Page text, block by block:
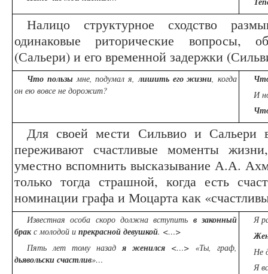
Налицо структурное сходство
одинаковые риторические вопросы,
(Сальери) и его временной задержки
Что пользымне, подумал я,лишить его жизни, когда
он ею вовсе не дорожит?
И
Для своей мести Сильвио и Сальери
переживают счастливые моменты
уместно вспомнить высказывание А.А.
только тогда страшной, когда есть
номинации графа и Моцарта как
Известная особа скоро должна вступить в законный
бракс молодой и прекрасной девушкой. <…>
Пять лет тому назадя женился <…> «Ты, граф,
дьявольски счастлив»…
Я
Не
Я